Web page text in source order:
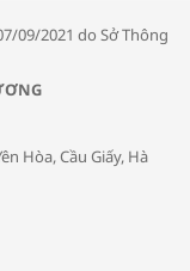
tránh bệnh
09/2021 do Sở Thông
Hòa, Cầu Giấy, Hà